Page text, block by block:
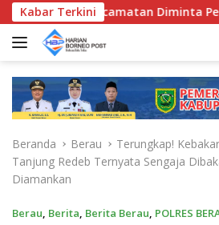
a
Kabar Terkini
Kecamatan Diminta Perkuat
Beranda Berau
Terungkap!
Tanjung Redeb Ternyata Sengaja
Diamankan
Berau, Berita, Berita Berau, POLRES